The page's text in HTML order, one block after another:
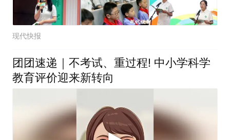
现代快报
团团速递｜不考试、重过程! 中小学科学
教育评价迎来新转向